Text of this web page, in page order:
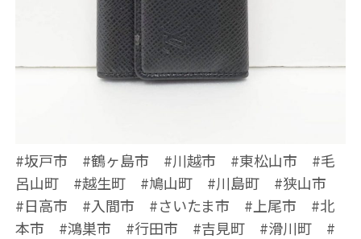
#坂戸市 #鶴ヶ島市 #川越市 #東松山市 #毛
呂山町 #越生町 #鳩山町 #川島町 #狭山市
#日高市 #入間市 #さいたま市 #上尾市 #北
本市 #鴻巣市 #行田市 #吉見町 #滑川町 #